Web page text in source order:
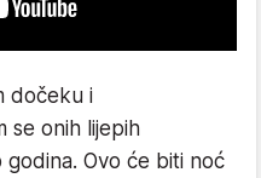
dočeku i
se onih lijepih
Ovo će biti noć